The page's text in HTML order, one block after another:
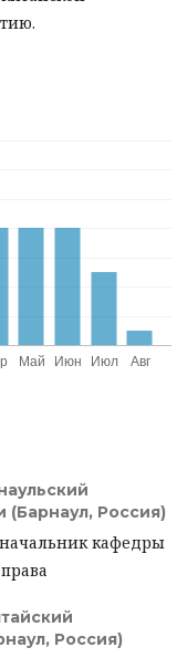
Россия)
кафедры
Россия)